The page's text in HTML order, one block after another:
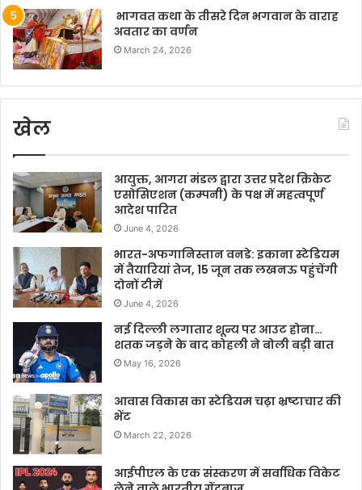
भागवत कथा के तीसरे दिन भगवान के वाराह
अवतार का वर्णन
March 24, 2026
खेल
आयुक्त, आगरा मंडल द्वारा उत्तर प्रदेश क्रिकेट
एसोसिएशन (कम्पनी) के पक्ष में महत्वपूर्ण
आदेश पारित
June 4, 2026
भारत-अफगानिस्तान वनडे: इकाना स्टेडियम
में तैयारियां तेज, 15 जून तक लखनऊ पहुंचेंगी
दोनों टीमें
June 4, 2026
नई दिल्ली लगातार शून्य पर आउट होना…
शतक जड़ने के बाद कोहली ने बोली बड़ी बात
May 16, 2026
आवास विकास का स्टेडियम चढ़ा भ्रष्टाचार की
भेंट
March 22, 2026
आईपीएल के एक संस्करण में सर्वाधिक विकेट